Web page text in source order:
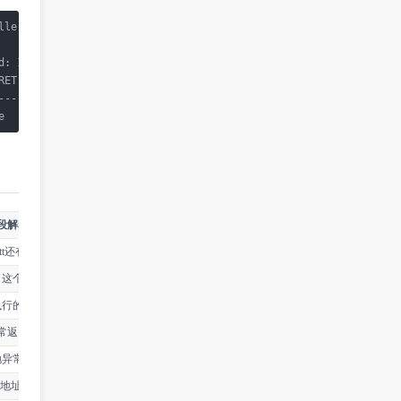
test1
1
RET       IS-EXP       OBJECT                  CLASS
false        0x704b2127
解释
有很多命令都是基于此编号指定记录操作，非常重要。
个时间片段所发生的本机时间
的耗时
返回的形式结束
常的形式结束
址，但很遗憾他不是。但他能帮助你简单的标记当前执行方法的类实体